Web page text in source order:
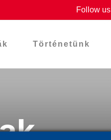
Follow us
Történetünk